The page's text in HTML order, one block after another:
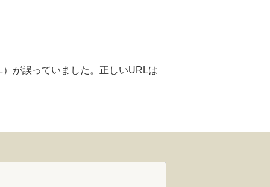
が誤っていました。正しいURLは